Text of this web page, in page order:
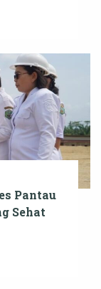
Pantau
Sehat